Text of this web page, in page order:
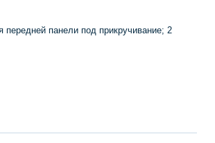
панели под прикручивание; 2